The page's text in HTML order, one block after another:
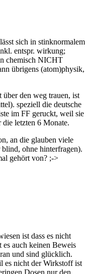
sich in stinknormalem
entspr. wirkung;
chemisch NICHT
übrigens (atom)physik,
den weg trauen, ist
speziell die deutsche
im FF geruckt, weil sie
die letzten 6 Monate.
an die glauben viele
ohne hinterfragen).
gehört von? ;->
ist dass es nicht
auch keinen Beweis
und sind glücklich.
es nicht der Wirkstoff ist